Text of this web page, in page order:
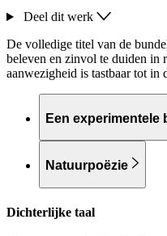
Deel dit werk
De volledige titel van de
beleven en zinvol te duiden in
aanwezigheid is tastbaar tot in
Een experimentele
Natuurpoëzie
Dichterlijke taal